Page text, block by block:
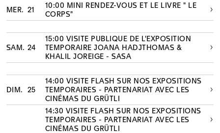
MER. 21
10:00 MINI RENDEZ-VOUS ET LE LIVRE " LE
CORPS"
SAM. 24
15:00 VISITE PUBLIQUE DE L'EXPOSITION
TEMPORAIRE JOANA HADJTHOMAS &
KHALIL JOREIGE - SASA
DIM. 25
14:00 VISITE FLASH SUR NOS EXPOSITIONS
TEMPORAIRES - PARTENARIAT AVEC LES
CINÉMAS DU GRÜTLI
14:30 VISITE FLASH SUR NOS EXPOSITIONS
TEMPORAIRES - PARTENARIAT AVEC LES
CINÉMAS DU GRÜTLI